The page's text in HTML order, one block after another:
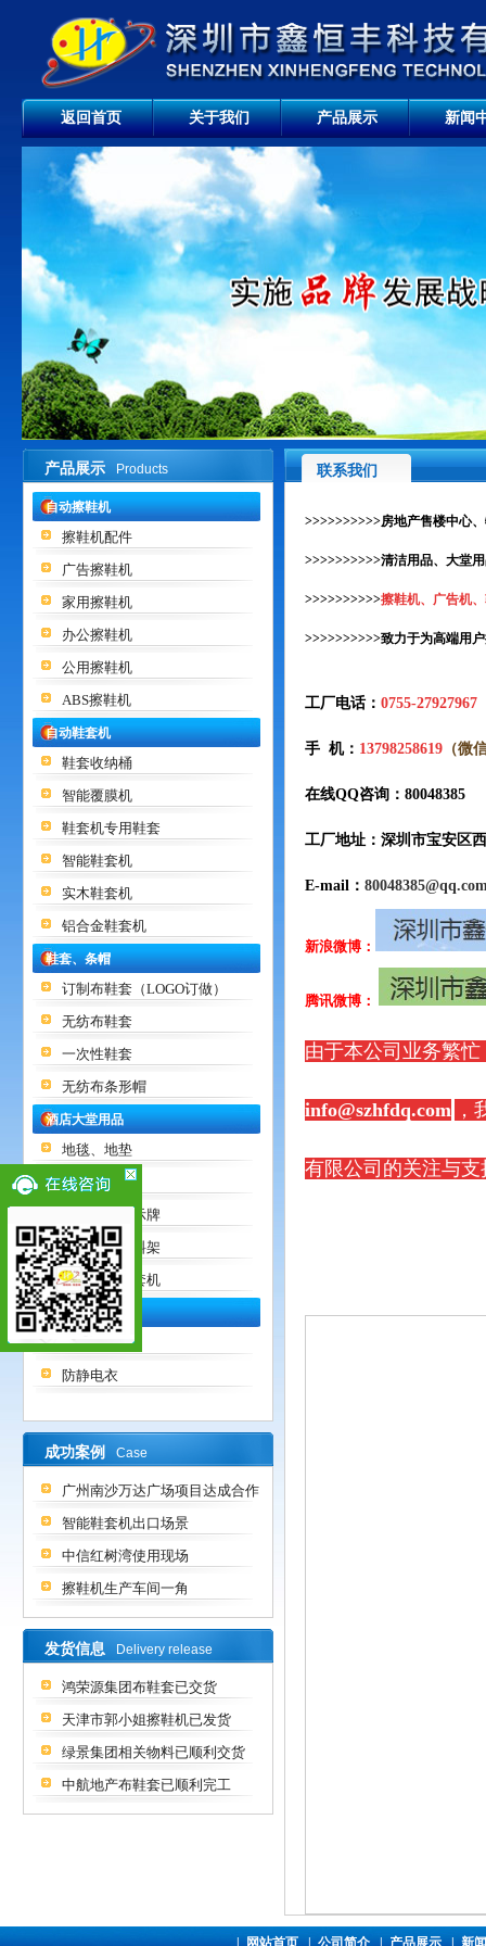
返回首页 关于我们 产品展示 新闻
产品展示 Products
自动擦鞋机
擦鞋机配件
广告擦鞋机
家用擦鞋机
办公擦鞋机
公用擦鞋机
ABS擦鞋机
自动鞋套机
鞋套收纳桶
智能覆膜机
鞋套机专用鞋套
智能鞋套机
实木鞋套机
铝合金鞋套机
鞋套、条帽
订制布鞋套（LOGO订做）
无纺布鞋套
一次性鞋套
无纺布条形帽
酒店大堂用品
地毯、地垫
垃圾桶
栏杆座、指示牌
接待台、资料架
雨伞架、伞套机
防静电用品
防静电鞋
防静电衣
成功案例 Case
广州南沙万达广场项目达成合作
智能鞋套机出口场景
中信红树湾使用现场
擦鞋机生产车间一角
发货信息 Delivery release
鸿荣源集团布鞋套已交货
天津市郭小姐擦鞋机已发货
绿景集团相关物料已顺利交货
中航地产布鞋套已顺利完工
联系我们
>>>>>>>>>>房地产售楼中心
>>>>>>>>>>清洁用品、大堂
>>>>>>>>>>擦鞋机、广告机
>>>>>>>>>>致力于为高端用
工厂电话： 0755-27927967
手 机： 13798258619 （微
在线QQ咨询：80048385
工厂地址： 深圳市宝安区
E-mail：
新浪微博：
腾讯微博：
由于本公司业务繁
info@szhfdq.com
有限公司的关注与支
网站首页 |公司简介 产品展示 |新